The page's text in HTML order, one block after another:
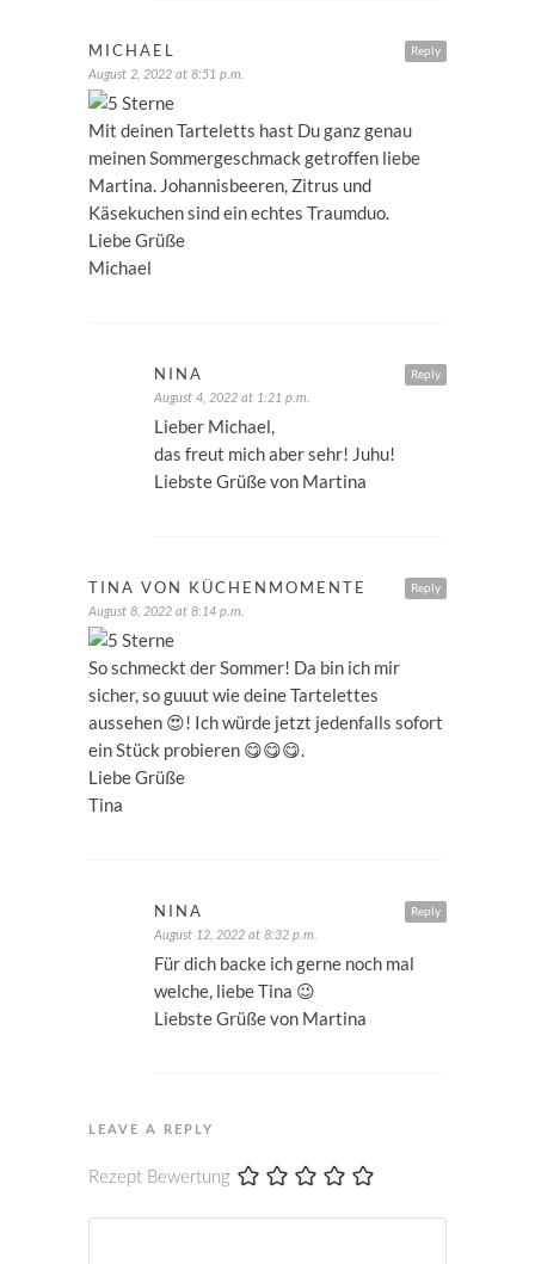
Reply
MICHAEL
August 2, 2022 at 8:51 p.m.
Mit deinen Tarteletts hast Du ganz genau
meinen Sommergeschmack getroffen liebe
Martina. Johannisbeeren, Zitrus und
Käsekuchen sind ein echtes Traumduo.
Liebe Grüße
Michael
Reply
NINA
August 4, 2022 at 1:21 p.m.
Lieber Michael,
das freut mich aber sehr! Juhu!
Liebste Grüße von Martina
Reply
TINA VON KÜCHENMOMENTE
August 8, 2022 at 8:14 p.m.
So schmeckt der Sommer! Da bin ich mir
sicher, so guuut wie deine Tartelettes
aussehen 😍! Ich würde jetzt jedenfalls sofort
ein Stück probieren 😋😋😋.
Liebe Grüße
Tina
Reply
NINA
August 12, 2022 at 8:32 p.m.
Für dich backe ich gerne noch mal
welche, liebe Tina 😉
Liebste Grüße von Martina
LEAVE A REPLY
Rezept Bewertung